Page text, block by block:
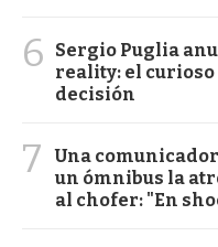
6
Sergio Puglia
reality: el
decisión
7
Una
un ómnibus la
al chofer: "En